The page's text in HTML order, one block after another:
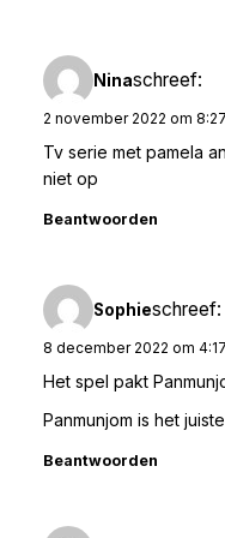
Ninaschreef:
2 november 2022 om
Tv serie met pamela
niet op
Beantwoorden
Sophieschreef:
8 december 2022 om
Het spel pakt
Panmunjom is het
Beantwoorden